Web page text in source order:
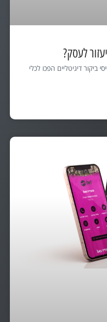
לעסק?
ביקור דיגיטליים הפכו לכלי